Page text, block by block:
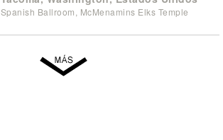
Spanish Ballroom, McMenamins Elks Temple